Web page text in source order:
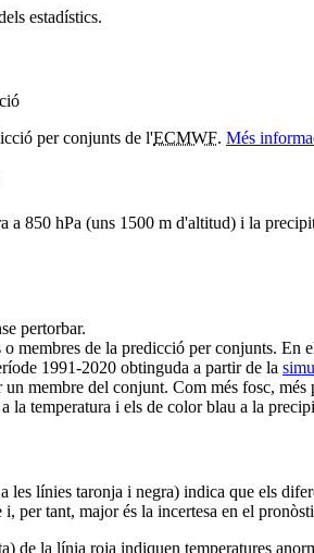
estadístics.
per conjunts de l'ECMWF. Més
a 850 hPa (uns 1500 m d'altitud) i la
pertorbar.
membres de la predicció per conjunts.
1991-2020 obtinguda a partir de la
membre del conjunt. Com més fosc,
la temperatura i els de color blau a la
les línies taronja i negra) indica que els
per tant, major és la incertesa en el
de la línia roja indiquen temperatures